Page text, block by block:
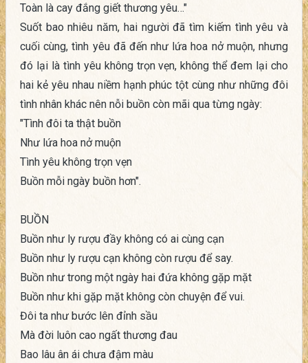
Toàn là cay đắng giết thương yêu…"
Suốt bao nhiêu năm, hai người đã tìm kiếm tình yêu và
cuối cùng, tình yêu đã đến như lứa hoa nở muộn, nhưng
đó lại là tình yêu không trọn vẹn, không thể đem lại cho
hai kẻ yêu nhau niềm hạnh phúc tột cùng như những đôi
tình nhân khác nên nỗi buồn còn mãi qua từng ngày:
"Tình đôi ta thật buồn
Như lứa hoa nở muộn
Tình yêu không trọn vẹn
Buồn mỗi ngày buồn hơn".
BUỒN
Buồn như ly rượu đầy không có ai cùng cạn
Buồn như ly rượu cạn không còn rượu để say.
Buồn như trong một ngày hai đứa không gặp mặt
Buồn như khi gặp mặt không còn chuyện để vui.
Đôi ta như bước lên đỉnh sầu
Mà đời luôn cao ngất thương đau
Bao lâu ân ái chưa đậm màu